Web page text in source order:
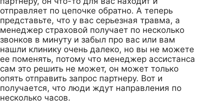
отправляет по цепочке обратно. А теперь
представьте, что у вас серьезная травма, а
менеджер страховой получает по несколько
звонков в минуту и забыл про вас или вам
нашли клинику очень далеко, но вы не можете
ее поменять, потому что менеджер ассистанса
сам это решить не может, он может только
опять отправить запрос партнеру. Вот и
получается, что люди ждут направления по
несколько часов.